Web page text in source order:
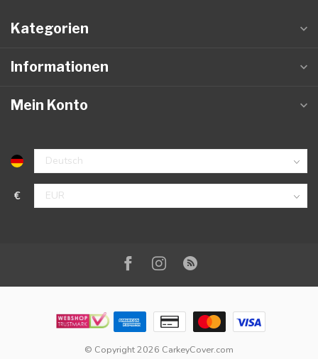
Kategorien
Informationen
Mein Konto
€
© Copyright 2026 CarkeyCover.com